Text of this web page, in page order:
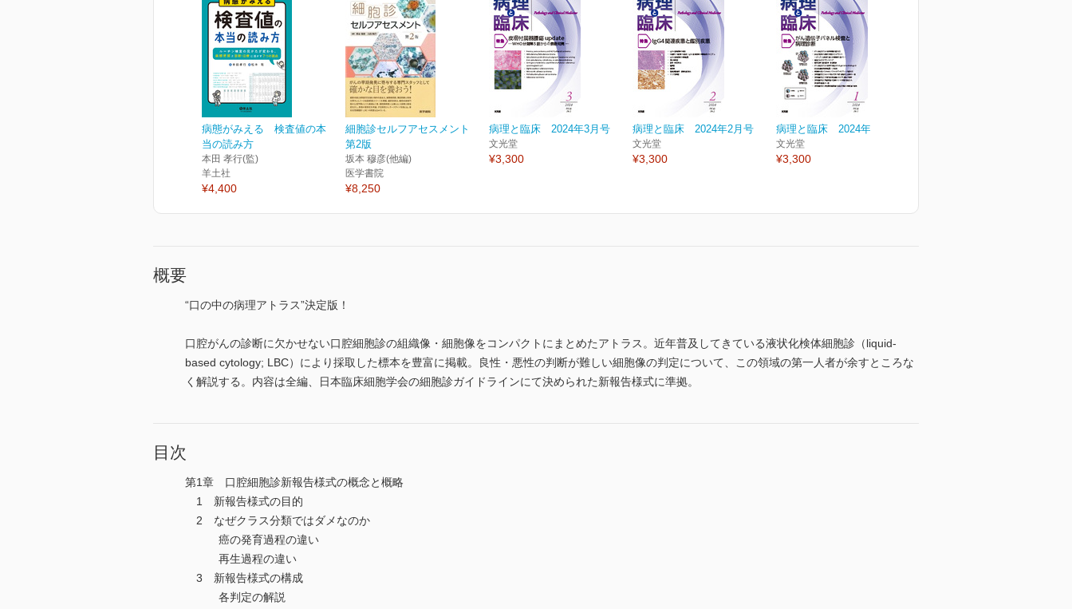
病態がみえる 検査値の本
当の読み方
本田 孝行(監)
羊土社
¥4,400
細胞診セルフアセスメント
第2版
坂本 穆彦(他編)
医学書院
¥8,250
病理と臨床 2024年3月号
文光堂
¥3,300
病理と臨床 2024年2月号
文光堂
¥3,300
病理と臨床 2024年1月号
文光堂
¥3,300
概要
“口の中の病理アトラス”決定版！
口腔がんの診断に欠かせない口腔細胞診の組織像・細胞像をコンパクトにまとめたアトラス。近年普及してきている液状化検体細胞診（liquid-
based cytology; LBC）により採取した標本を豊富に掲載。良性・悪性の判断が難しい細胞像の判定について、この領域の第一人者が余すところな
く解説する。内容は全編、日本臨床細胞学会の細胞診ガイドラインにて決められた新報告様式に準拠。
目次
第1章 口腔細胞診新報告様式の概念と概略
1 新報告様式の目的
2 なぜクラス分類ではダメなのか
癌の発育過程の違い
再生過程の違い
3 新報告様式の構成
各判定の解説